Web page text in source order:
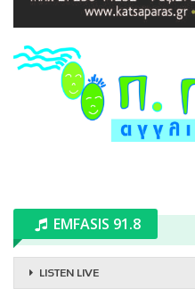
EMFASIS 91.8
LISTEN LIVE